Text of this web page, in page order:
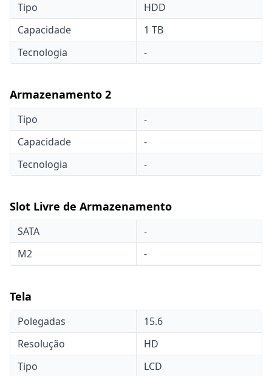
Tipo
HDD
Capacidade
1 TB
Tecnologia
-
Armazenamento 2
Tipo
-
Capacidade
-
Tecnologia
-
Slot Livre de Armazenamento
SATA
-
M2
-
Tela
Polegadas
15.6
Resolução
HD
Tipo
LCD